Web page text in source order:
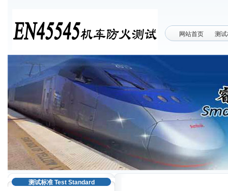
网站首页 测
测试标准 Test Standard